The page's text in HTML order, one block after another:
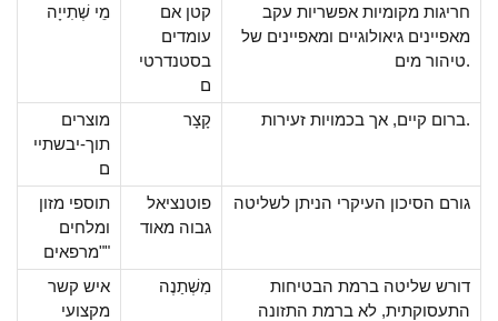
מֵי שְׁתִייָה
קטן אם
עומדים
בסטנדרטי
ם
חריגות מקומיות אפשריות עקב
מאפיינים גיאולוגיים ומאפיינים של
טיהור מים.
מוצרים
תוך-יבשתיי
ם
קָצָר ברום קיים, אך בכמויות זעירות.
תוספי מזון
ומלחים
"מרפאים"
פוטנציאל
גבוה מאוד
גורם הסיכון העיקרי הניתן לשליטה
איש קשר
מקצועי
מִשְׁתַנֶה
דורש שליטה ברמת הבטיחות
התעסוקתית, לא ברמת התזונה